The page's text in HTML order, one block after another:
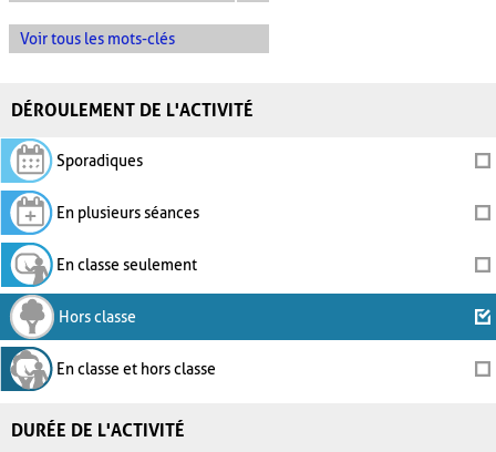
Voir tous les mots-clés
DÉROULEMENT DE L'ACTIVITÉ
Sporadiques
En plusieurs séances
En classe seulement
Hors classe
En classe et hors classe
DURÉE DE L'ACTIVITÉ